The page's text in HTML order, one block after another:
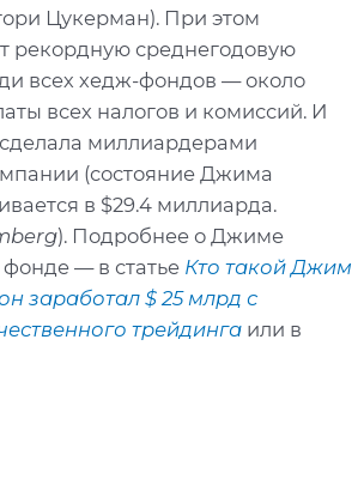
Цукерман). При этом
рекордную среднегодовую
всех хедж-фондов — около
всех налогов и комиссий. И
сделала миллиардерами
(состояние Джима
в $29.4 миллиарда.
). Подробнее о Джиме
— в статье Кто такой Джим
заработал $ 25 млрд с
трейдинга или в